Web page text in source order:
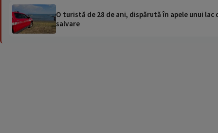
O turistă de 28 de ani, dispărută în apele unui
salvare